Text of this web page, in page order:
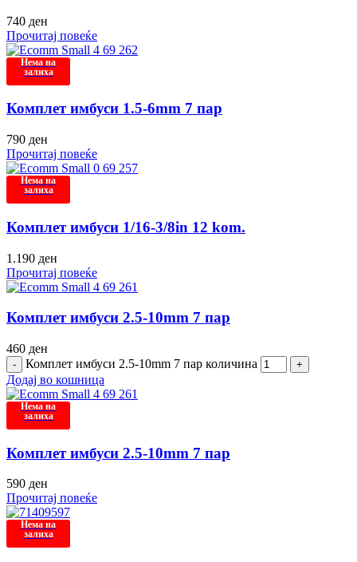
740 ден
Прочитај повеќе
Нема на
залиха
Комплет имбуси 1.5-6mm 7 пар
790 ден
Прочитај повеќе
Нема на
залиха
Комплет имбуси 1/16-3/8in 12 kom.
1.190 ден
Прочитај повеќе
Комплет имбуси 2.5-10mm 7 пар
460 ден
Комплет имбуси 2.5-10mm 7 пар количина
Додај во кошница
Нема на
залиха
Комплет имбуси 2.5-10mm 7 пар
590 ден
Прочитај повеќе
Нема на
залиха